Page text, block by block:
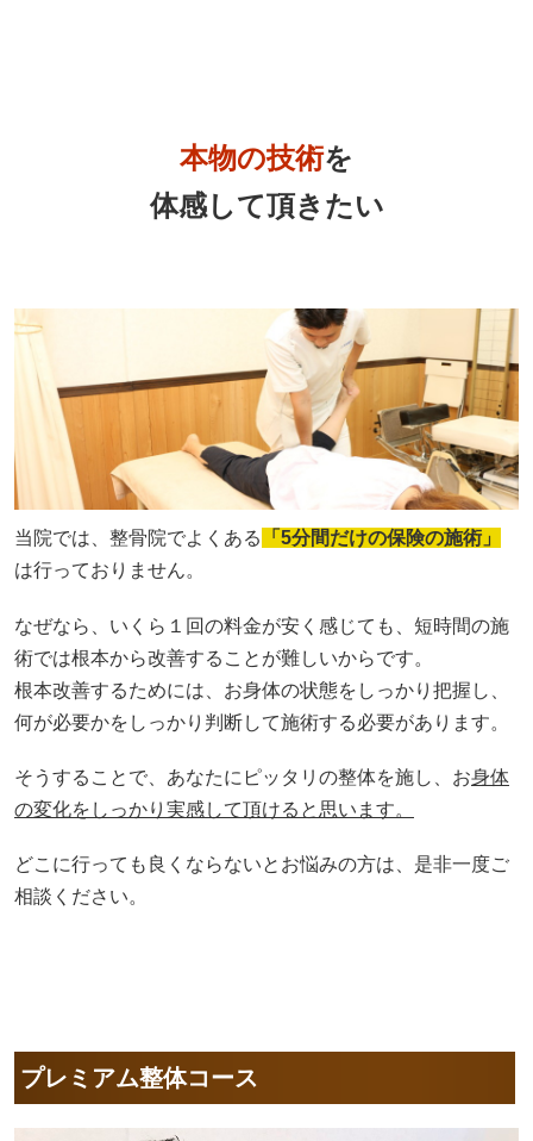
本物の技術を
体感して頂きたい
当院では、整骨院でよくある
「5分間だけの保険の施術」
は行っておりません。
なぜなら、いくら１回の料金が安く感じても、短時間の施
術では根本から改善することが難しいからです。
根本改善するためには、お身体の状態をしっかり把握し、
何が必要かをしっかり判断して施術する必要があります。
そうすることで、あなたにピッタリの整体を施し、お身体
の変化をしっかり実感して頂けると思います。
どこに行っても良くならないとお悩みの方は、是非一度ご
相談ください。
プレミアム整体コース